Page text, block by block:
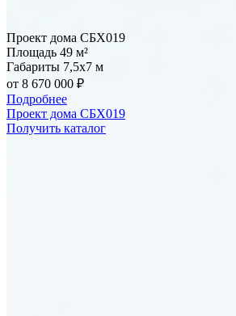
Проект дома СБХ019
Площадь 49 м²
Габариты 7,5x7 м
от 8 670 000 ₽
Подробнее
Проект дома СБХ019
Получить каталог